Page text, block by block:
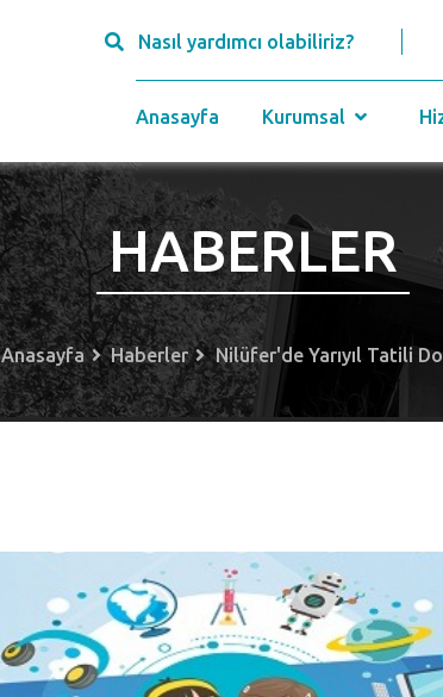
Nasıl yardımcı olabiliriz?
Anasayfa Kurumsal
HABERLER
Anasayfa Haberler Nilüfer'de Yarıyıl Tatili